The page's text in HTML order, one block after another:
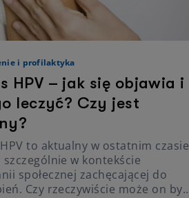
i profilaktyka
HPV – jak się objawia i
leczyć? Czy jest
to aktualny w ostatnim czasie
w kontekście
społecznej zachęcającej do
Czy rzeczywiście może on być